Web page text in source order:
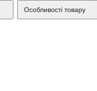
Особливості товару